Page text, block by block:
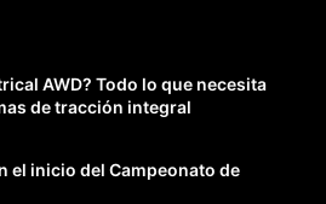
AWD? Todo lo que necesita
de tracción integral
el inicio del Campeonato de